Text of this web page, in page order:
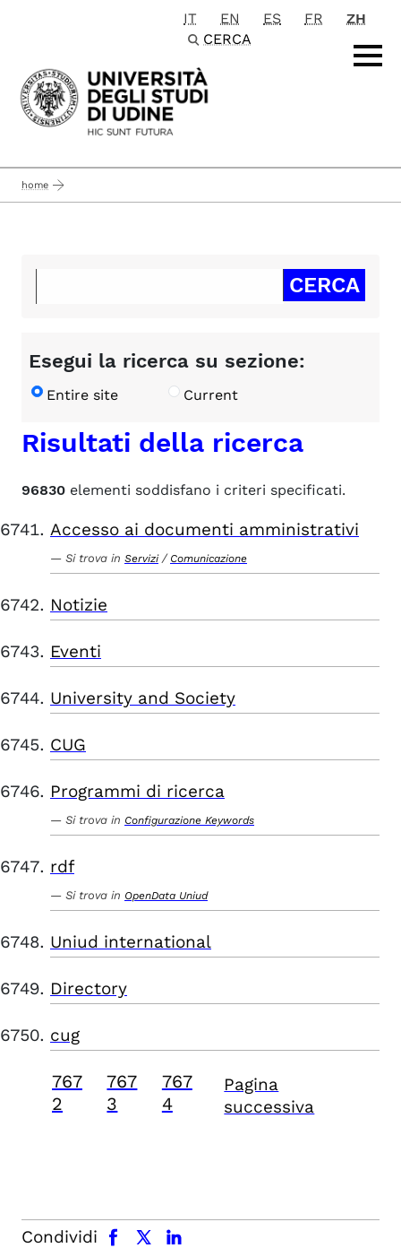
Passa al contenuto principale
IT EN ES FR
ZH
CERCA
home
Esegui la ricerca su sezione:
Entire site Current
Risultati della ricerca
96830 elementi soddisfano i criteri specificati.
Accesso ai documenti amministrativi
Si trova in Servizi / Comunicazione
Notizie
Eventi
University and Society
CUG
Programmi di ricerca
Si trova in Configurazione Keywords
rdf
Si trova in OpenData Uniud
Uniud international
Directory
cug
767
2
767
3
767
4
Pagina
successiva
Condividi
facebook x.com linkedin